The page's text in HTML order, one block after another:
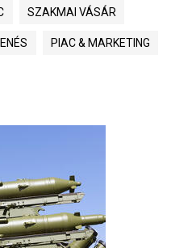
SZAKMAI VÁSÁR
PIAC & MARKETING